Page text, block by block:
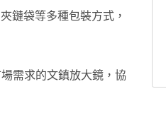
鏈袋等多種包裝方式，
需求的文鎮放大鏡，協